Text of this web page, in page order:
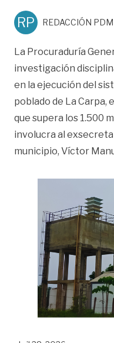
RP REDACCIÓN PDM
La Procuraduría
investigación
en la ejecución del
poblado de La Carpa,
que supera los 1.500
involucra al
municipio, Víctor